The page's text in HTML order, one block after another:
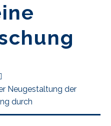
Neugestaltung der
durch